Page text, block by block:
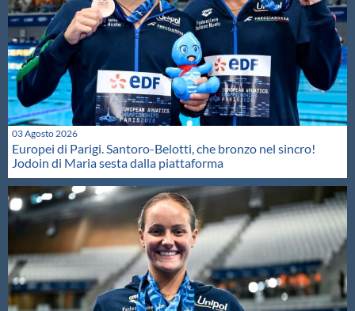
03 Agosto 2026
Europei di Parigi. Santoro-Belotti, che bronzo nel sincro!
Jodoin di Maria sesta dalla piattaforma